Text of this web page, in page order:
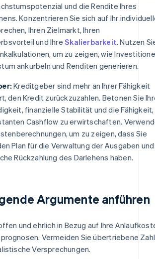
und die Rendite Ihres
Konzentrieren Sie sich auf Ihr
Ihren Zielmarkt, Ihren
und IhreSkalierbarkeit. Nutzen
um zu zeigen, wie
ankurbeln und Renditen generieren.
Kreditgeber sind mehr an Ihrer Fähigkeit
den Kredit zurückzuzahlen. Betonen Sie
finanzielle Stabilität und die Fähigkeit,
Cashflow zu erwirtschaften.
um zu zeigen, dass Sie
Plan für die Verwaltung der Ausgaben und
Rückzahlung des Darlehens haben.
Argumente anführen
und ehrlich in Bezug auf Ihre
Vermeiden Sie übertriebene
Versprechungen.